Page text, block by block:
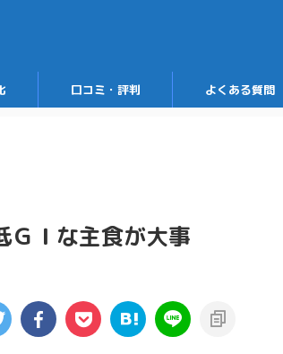
口コミ・評判 よくある質問
ＧＩな主食が大事